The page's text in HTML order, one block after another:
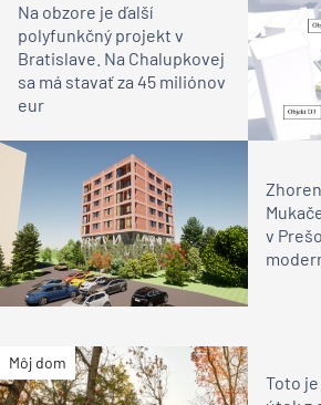
Južný pohľad– rozvoľnená časť